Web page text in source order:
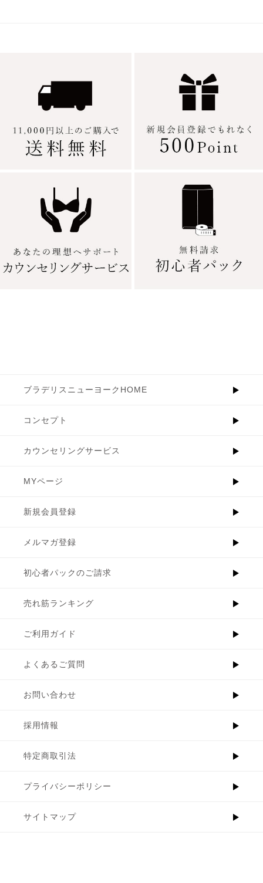
ブラデリスニューヨークHOME
コンセプト
カウンセリングサービス
MYページ
新規会員登録
メルマガ登録
初心者パックのご請求
売れ筋ランキング
ご利用ガイド
よくあるご質問
お問い合わせ
採用情報
特定商取引法
プライバシーポリシー
サイトマップ